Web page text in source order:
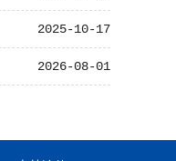
2025-10-17
2026-08-01